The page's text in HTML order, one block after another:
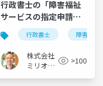
資格
行政書士の「障害福祉
サービスの指定申請」
がお勧めの理由
行政書士 障害福祉
株式会社
ミリオン
>100